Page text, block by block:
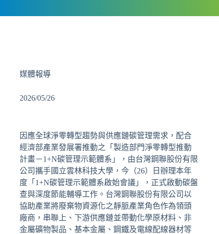
媒體報導
2026/05/26
因應全球淨零轉型趨勢與供應鏈碳管理需求，配合
經濟部產業發展署推動之「製造部門淨零轉型推動
計畫－1+N碳管理示範體系」，由台灣鋼聯股份有限
公司攜手國立雲林科技大學，今（26）日辦理本年
度「1+N碳管理示範體系啟始會議」，正式啟動碳盤
查與深度節能輔導工作。台灣鋼聯股份有限公司以
協助產業將廢棄物資源化之靜脈產業角色作為領頭
廠商，串聯上、下游供應鏈並帶動化學原材料、非
金屬礦物製品、基本金屬、鋼鐵及電線配線器材等